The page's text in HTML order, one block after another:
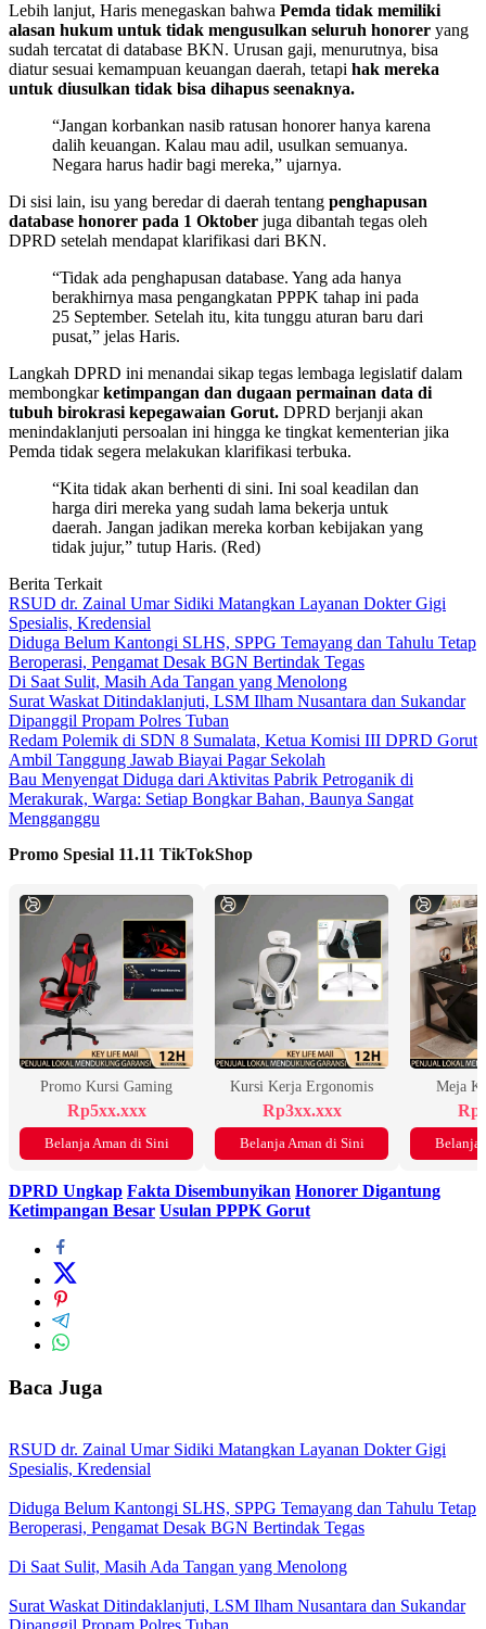
Lebih lanjut, Haris menegaskan bahwa Pemda tidak memiliki
alasan hukum untuk tidak mengusulkan seluruh honorer yang
sudah tercatat di database BKN. Urusan gaji, menurutnya, bisa
diatur sesuai kemampuan keuangan daerah, tetapi hak mereka
untuk diusulkan tidak bisa dihapus seenaknya.
“Jangan korbankan nasib ratusan honorer hanya karena
dalih keuangan. Kalau mau adil, usulkan semuanya.
Negara harus hadir bagi mereka,” ujarnya.
Di sisi lain, isu yang beredar di daerah tentang penghapusan
database honorer pada 1 Oktober juga dibantah tegas oleh
DPRD setelah mendapat klarifikasi dari BKN.
“Tidak ada penghapusan database. Yang ada hanya
berakhirnya masa pengangkatan PPPK tahap ini pada
25 September. Setelah itu, kita tunggu aturan baru dari
pusat,” jelas Haris.
Langkah DPRD ini menandai sikap tegas lembaga legislatif dalam
membongkarketimpangan dan dugaan permainan data di
tubuh birokrasi kepegawaian Gorut. DPRD berjanji akan
menindaklanjuti persoalan ini hingga ke tingkat kementerian jika
Pemda tidak segera melakukan klarifikasi terbuka.
“Kita tidak akan berhenti di sini. Ini soal keadilan dan
harga diri mereka yang sudah lama bekerja untuk
daerah. Jangan jadikan mereka korban kebijakan yang
tidak jujur,” tutup Haris. (Red)
Berita Terkait
RSUD dr. Zainal Umar Sidiki Matangkan Layanan Dokter Gigi
Spesialis, Kredensial
Diduga Belum Kantongi SLHS, SPPG Temayang dan Tahulu Tetap
Beroperasi, Pengamat Desak BGN Bertindak Tegas
Di Saat Sulit, Masih Ada Tangan yang Menolong
Surat Waskat Ditindaklanjuti, LSM Ilham Nusantara dan Sukandar
Dipanggil Propam Polres Tuban
Redam Polemik di SDN 8 Sumalata, Ketua Komisi III DPRD Gorut
Ambil Tanggung Jawab Biayai Pagar Sekolah
Bau Menyengat Diduga dari Aktivitas Pabrik Petroganik di
Merakurak, Warga: Setiap Bongkar Bahan, Baunya Sangat
Mengganggu
Promo Spesial 11.11 TikTokShop
Promo Kursi Gaming
Rp5xx.xxx
Belanja Aman di Sini
Kursi Kerja Ergonomis
Rp3xx.xxx
Belanja Aman di Sini
Meja
Belanja
DPRD Ungkap Fakta Disembunyikan Honorer Digantung
Ketimpangan Besar Usulan PPPK Gorut
Baca Juga
RSUD dr. Zainal Umar Sidiki Matangkan Layanan Dokter Gigi
Spesialis, Kredensial
Diduga Belum Kantongi SLHS, SPPG Temayang dan Tahulu Tetap
Beroperasi, Pengamat Desak BGN Bertindak Tegas
Di Saat Sulit, Masih Ada Tangan yang Menolong
Surat Waskat Ditindaklanjuti, LSM Ilham Nusantara dan Sukandar
Dipanggil Propam Polres Tuban